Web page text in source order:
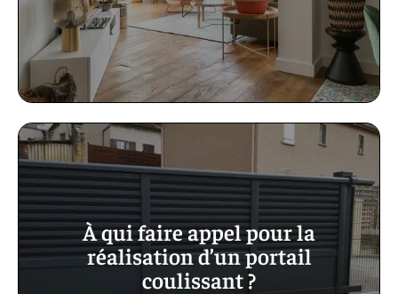
À qui faire appel pour la
réalisation d’un portail
coulissant ?